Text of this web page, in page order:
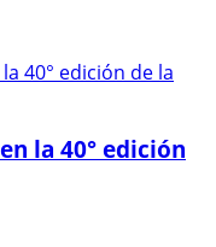
la 40° edición